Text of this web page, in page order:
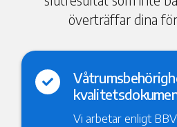
överträffar dina

Vi arbetar enligt